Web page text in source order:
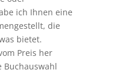
ich Ihnen eine
die
bietet.
Preis her
Buchauswahl